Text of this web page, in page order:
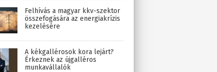
Felhívás a magyar kkv-szektor
összefogására az energiakrízis
kezelésére
A kékgallérosok kora lejárt?
Érkeznek az újgalléros
munkavállalók